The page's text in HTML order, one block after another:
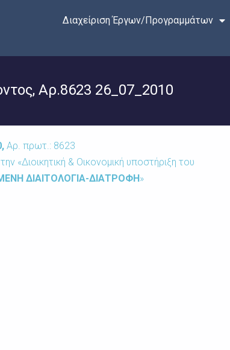
Διαχείριση Έργων/Προγραμμάτων
Αρ.8623 26_07_2010
Αρ. πρωτ.: 8623
«Διοικητική & Οικονομική υποστήριξη του
ΔΙΑΙΤΟΛΟΓΙΑ-ΔΙΑΤΡΟΦΗ »